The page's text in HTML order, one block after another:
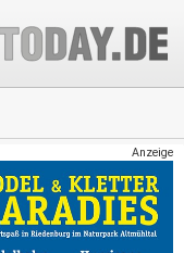
Anzeige